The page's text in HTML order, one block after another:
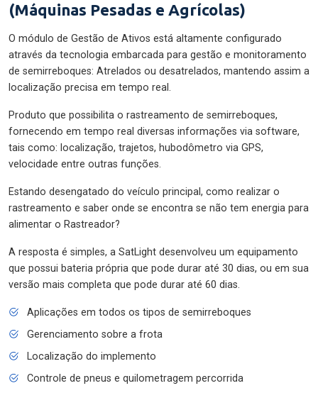
(Máquinas Pesadas e Agrícolas)
O módulo de Gestão de Ativos está altamente configurado
através da tecnologia embarcada para gestão e monitoramento
de semirreboques: Atrelados ou desatrelados, mantendo assim a
localização precisa em tempo real.
Produto que possibilita o rastreamento de semirreboques,
fornecendo em tempo real diversas informações via software,
tais como: localização, trajetos, hubodômetro via GPS,
velocidade entre outras funções.
Estando desengatado do veículo principal, como realizar o
rastreamento e saber onde se encontra se não tem energia para
alimentar o Rastreador?
A resposta é simples, a SatLight desenvolveu um equipamento
que possui bateria própria que pode durar até 30 dias, ou em sua
versão mais completa que pode durar até 60 dias.
Aplicações em todos os tipos de semirreboques
Gerenciamento sobre a frota
Localização do implemento
Controle de pneus e quilometragem percorrida